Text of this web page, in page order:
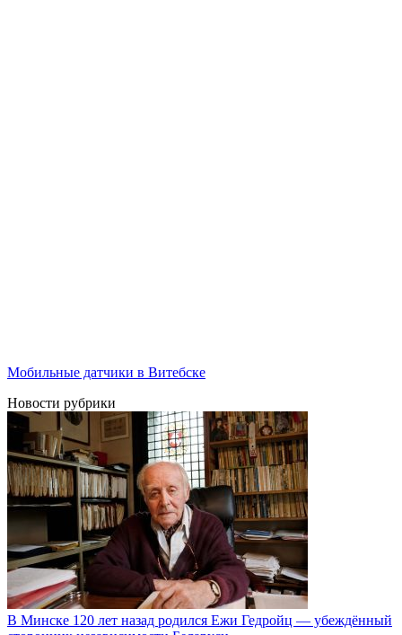
Мобильные датчики в Витебске
Новости рубрики
В Минске 120 лет назад родился Ежи Гедройц — убеждённый